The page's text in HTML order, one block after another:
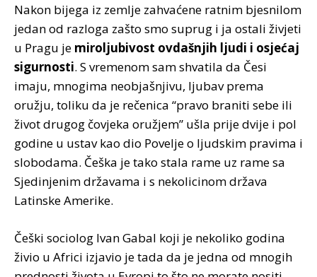
Nakon bijega iz zemlje zahvaćene ratnim bjesnilom
jedan od razloga zašto smo suprug i ja ostali živjeti
u Pragu je miroljubivost ovdašnjih ljudi i osjećaj
sigurnosti. S vremenom sam shvatila da Česi
imaju, mnogima neobjašnjivu, ljubav prema
oružju, toliku da je rečenica “pravo braniti sebe ili
život drugog čovjeka oružjem” ušla prije dvije i pol
godine u ustav kao dio Povelje o ljudskim pravima i
slobodama. Češka je tako stala rame uz rame sa
Sjedinjenim državama i s nekolicinom država
Latinske Amerike.
Češki sociolog Ivan Gabal koji je nekoliko godina
živio u Africi izjavio je tada da je jedna od mnogih